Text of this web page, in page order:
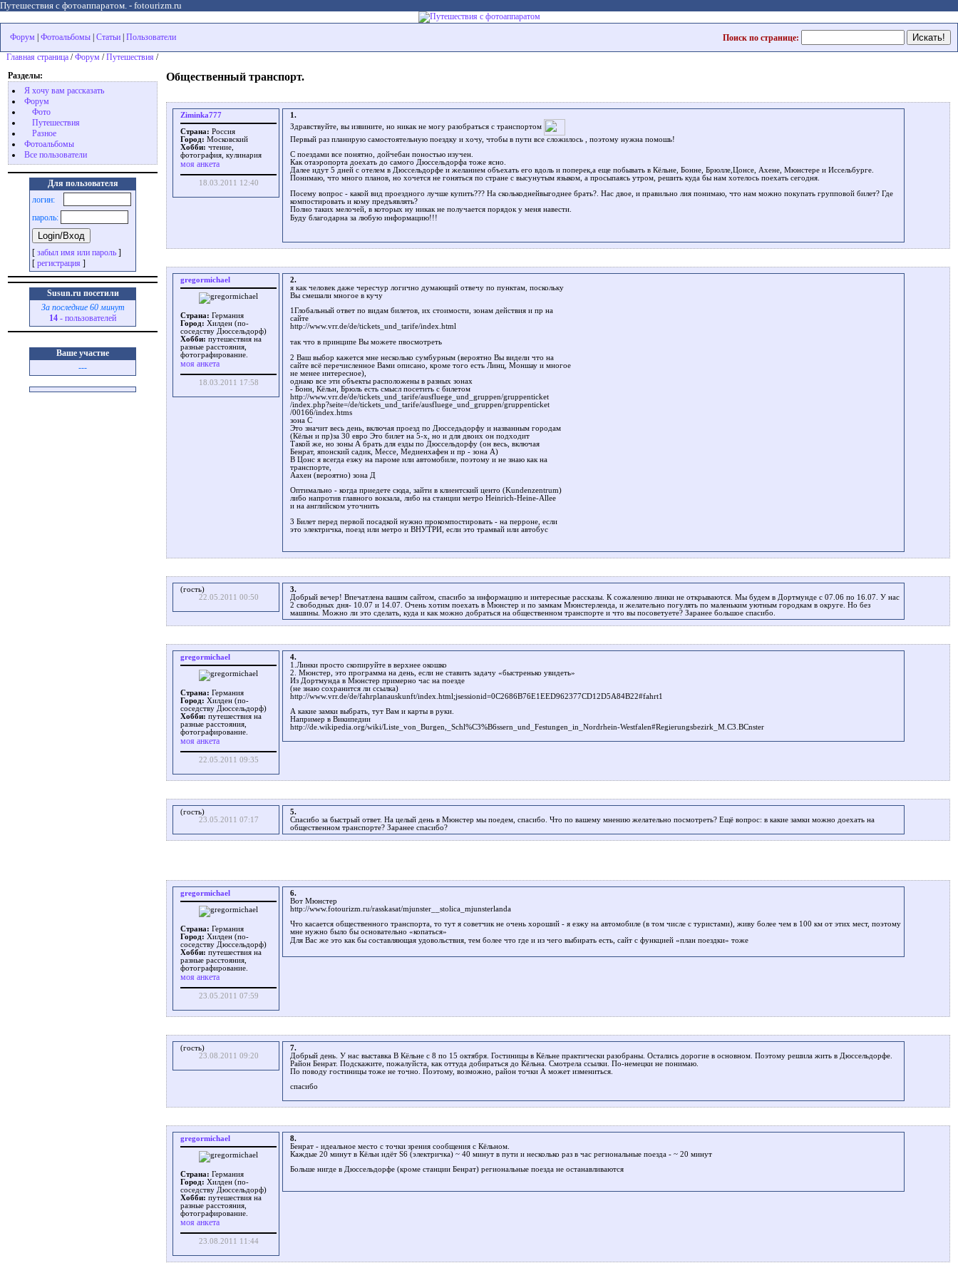
Путешествия с фотоаппаратом. - fotourizm.ru
Форум Фотоальбомы Статьи Пользователи
Поиск по странице:
Главная страница /Форум /Путешествия /
Разделы:
Я хочу вам рассказать
Форум
Фото
Путешествия
Разное
Фотоальбомы
Все пользователи
Для пользователя
логин:
пароль:
[ забыл имя или пароль ]
[ регистрация ]
Susun.ru посетили
За последние 60 минут
14 - пользователей
Ваше участие
---
Общественный транспорт.
Ziminka777
Страна: Россия
Город: Московский
Хобби: чтение,
фотография, кулинария
моя анкета
18.03.2011 12:40
1.
Здравствуйте, вы извините, но никак не могу разобраться с транспортом
Первый раз планирую самостоятельную поездку и хочу, чтобы в пути все сложилось , поэтому нужна помошь!
С поездами все понятно, дойчебан поностью изучен.
Как отаэропорта доехать до самого Дюссельдорфа тоже ясно.
Далее идут 5 дней с отелем в Дюссельдорфе и желанием объехать его вдоль и поперек,а еще побывать в Кёльне, Бонне, Брюлле,Цонсе, Ахене, Мюнстере и Иссельбурге.
Понимаю, что много планов, но хочется не гоняться по стране с высунутым языком, а просыпаясь утром, решить куда бы нам хотелось поехать сегодня.
Посему вопрос - какой вид проездного лучше купить??? На сколькоднейвыгоднее брать?. Нас двое, и правильно лия понимаю, что нам можно покупать групповой билет? Где
компостировать и кому предъявлять?
Полно таких мелочей, в которых ну никак не получается порядок у меня навести.
Буду благодарна за любую информацию!!!
gregormichael
Страна: Германия
Город: Хилден (по-
соседству Дюссельдорф)
Хобби: путешествия на
разные расстояния,
фотографирование.
моя анкета
18.03.2011 17:58
2.
я как человек даже чересчур логично думающий отвечу по пунктам, поскольку
Вы смешали многое в кучу
1Глобальный ответ по видам билетов, их стоимости, зонам действия и пр на
сайте
http://www.vrr.de/de/tickets_und_tarife/index.html
так что в принципе Вы можете пвосмотреть
2 Ваш выбор кажется мне несколько сумбурным (вероятно Вы видели что на
сайте всё перечисленное Вами описано, кроме того есть Линц, Моншау и многое
не менее интересное),
однако все эти объекты расположены в разных зонах
- Бонн, Кёльн, Брюль есть смысл посетить с билетом
http://www.vrr.de/de/tickets_und_tarife/ausfluege_und_gruppen/gruppenticket
/index.php?seite=/de/tickets_und_tarife/ausfluege_und_gruppen/gruppenticket
/00166/index.htms
зона С
Это значит весь день, включая проезд по Дюсседьдорфу и названным городам
(Кёльн и пр)за 30 евро Это билет на 5-х, но и для двоих он подходит
Такой же, но зоны А брать для езды по Дюссельдорфу (он весь, включая
Бенрат, японский садик, Мессе, Медиенхафен и пр - зона А)
В Цонс я всегда езжу на пароме или автомобиле, поэтому и не знаю как на
транспорте,
Аахен (вероятно) зона Д
Оптимально - когда приедете сюда, зайти в клиентский центо (Kundenzentrum)
либо напротив главного вокзала, либо на станции метро Heinrich-Heine-Allee
и на английском уточнить
3 Билет перед первой посадкой нужно прокомпостировать - на перроне, если
это электричка, поезд или метро и ВНУТРИ, если это трамвай или автобус
(гость)
22.05.2011 00:50
3.
Добрый вечер! Впечатлена вашим сайтом, спасибо за информацию и интересные рассказы. К сожалению линки не открываются. Мы будем в Дортмунде с 07.06 по 16.07. У нас
2 свободных дня- 10.07 и 14.07. Очень хотим поехать в Мюнстер и по замкам Мюнстерленда, и желательно погулять по маленьким уютным городкам в округе. Но без
машины. Можно ли это сделать, куда и как можно добраться на общественном транспорте и что вы посоветуете? Заранее большое спасибо.
gregormichael
Страна: Германия
Город: Хилден (по-
соседству Дюссельдорф)
Хобби: путешествия на
разные расстояния,
фотографирование.
моя анкета
22.05.2011 09:35
4.
1.Линки просто скопируйте в верхнее окошко
2. Мюнстер, это программа на день, если не ставить задачу «быстренько увидеть»
Из Дортмунда в Мюнстер примерно час на поезде
(не знаю сохранится ли ссылка)
http://www.vrr.de/de/fahrplanauskunft/index.html;jsessionid=0C2686B76E1EED962377CD12D5A84B22#fahrt1
А какие замки выбрать, тут Вам и карты в руки.
Например в Википедии
http://de.wikipedia.org/wiki/Liste_von_Burgen,_Schl%C3%B6ssern_und_Festungen_in_Nordrhein-Westfalen#Regierungsbezirk_M.C3.BCnster
(гость)
23.05.2011 07:17
5.
Спасибо за быстрый ответ. На целый день в Мюнстер мы поедем, спасибо. Что по вашему мнению желательно посмотреть? Ещё вопрос: в какие замки можно доехать на
общественном транспорте? Заранее спасибо?
gregormichael
Страна: Германия
Город: Хилден (по-
соседству Дюссельдорф)
Хобби: путешествия на
разные расстояния,
фотографирование.
моя анкета
23.05.2011 07:59
6.
Вот Мюнстер
http://www.fotourizm.ru/rasskasat/mjunster__stolica_mjunsterlanda
Что касается общественного транспорта, то тут я советчик не очень хороший - я езжу на автомобиле (в том числе с туристами), живу более чем в 100 км от этих мест, поэтому
мне нужно было бы основательно «копаться»
Для Вас же это как бы составляющая удовольствия, тем более что где и из чего выбирать есть, сайт с функцией «план поездки» тоже
(гость)
23.08.2011 09:20
7.
Добрый день. У нас выставка В Кёльне с 8 по 15 октября. Гостиницы в Кёльне практически разобраны. Остались дорогие в основном. Поэтому решила жить в Дюссельдорфе.
Район Бенрат. Подскажите, пожалуйста, как оттуда добираться до Кёльна. Смотрела ссылки. По-немецки не понимаю.
По поводу гостиницы тоже не точно. Поэтому, возможно, район точки А может измениться.
спасибо
gregormichael
Страна: Германия
Город: Хилден (по-
соседству Дюссельдорф)
Хобби: путешествия на
разные расстояния,
фотографирование.
моя анкета
23.08.2011 11:44
8.
Бенрат - идеальное место с точки зрения сообщения с Кёльном.
Каждые 20 минут в Кёльн идёт S6 (электричка) ~ 40 минут в пути и несколько раз в час региональные поезда - ~ 20 минут
Больше нигде в Дюссельдорфе (кроме станции Бенрат) региональные поезда не останавливаются